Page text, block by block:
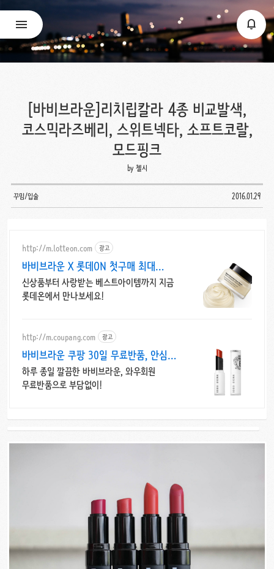
[바비브라운]리치립칼라 4종 비교발색,
코스믹라즈베리, 스위트넥타, 소프트코랄,
모드핑크
by 첼시
꾸밈/입술 2016.01.29
http://m.lotteon.com 광고
바비브라운 X 롯데ON 첫구매 최대
5천원 혜택!
신상품부터 사랑받는 베스트아이템까지 지금
롯데온에서 만나보세요!
http://m.coupang.com 광고
바비브라운 쿠팡 30일 무료반품, 안심
구매
하루 종일 깔끔한 바비브라운, 와우회원
무료반품으로 부담없이!